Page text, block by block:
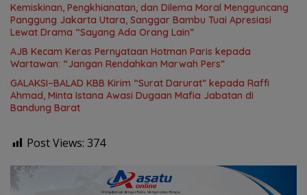
Kemiskinan, Pengkhianatan, dan Dilema Moral Mengguncang
Panggung Jakarta Utara, Sanggar Bambu Tuai Apresiasi
Lewat Drama “Sayang Ada Orang Lain”
AJB Kecam Keras Pernyataan Hotman Paris kepada
Wartawan: “Jangan Rendahkan Marwah Pers”
GALAKSI–BALAD KBB Kirim “Surat Darurat” kepada Raffi
Ahmad, Minta Istana Awasi Dugaan Mafia Jabatan di
Bandung Barat
Post Views: 374